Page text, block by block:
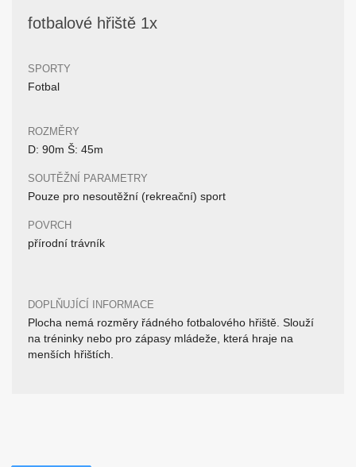
fotbalové hřiště 1x
SPORTY
Fotbal
ROZMĚRY
D: 90m Š: 45m
SOUTĚŽNÍ PARAMETRY
Pouze pro nesoutěžní (rekreační) sport
POVRCH
přírodní trávník
DOPLŇUJÍCÍ INFORMACE
Plocha nemá rozměry řádného fotbalového hřiště. Slouží
na tréninky nebo pro zápasy mládeže, která hraje na
menších hřištích.